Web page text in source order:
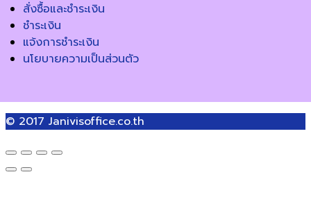
สั่งซื้อและชำระเงิน
ชำระเงิน
แจ้งการชำระเงิน
นโยบายความเป็นส่วนตัว
© 2017 Janivisoffice.co.th